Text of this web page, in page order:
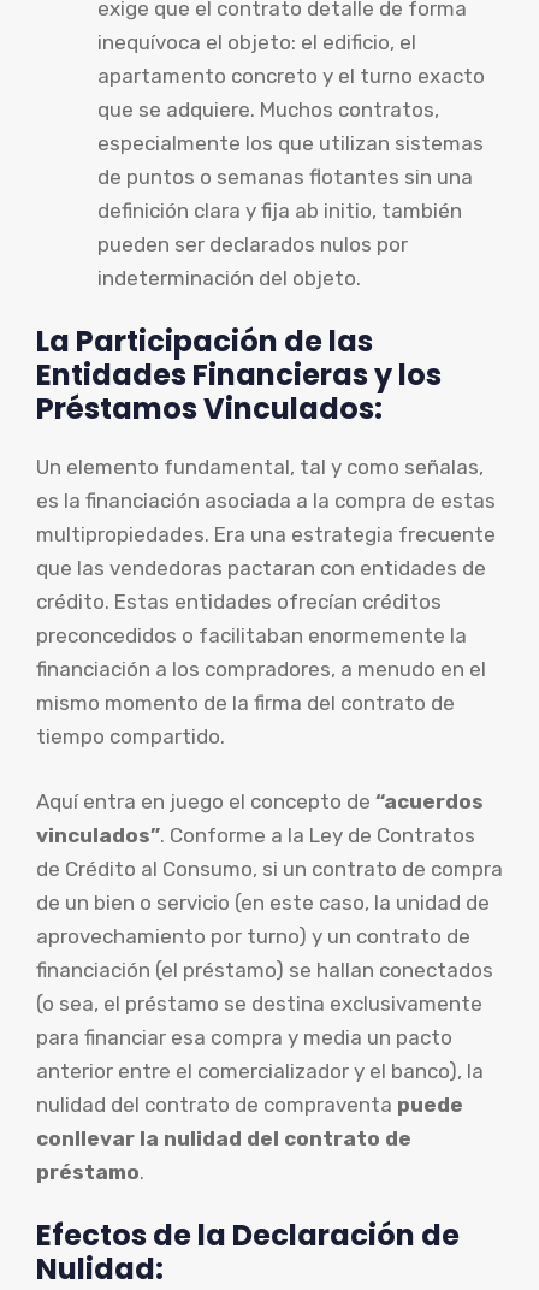
exige que el contrato detalle de forma
inequívoca el objeto: el edificio, el
apartamento concreto y el turno exacto
que se adquiere. Muchos contratos,
especialmente los que utilizan sistemas
de puntos o semanas flotantes sin una
definición clara y fija ab initio, también
pueden ser declarados nulos por
indeterminación del objeto.
La Participación de las
Entidades Financieras y los
Préstamos Vinculados:
Un elemento fundamental, tal y como señalas,
es la financiación asociada a la compra de estas
multipropiedades. Era una estrategia frecuente
que las vendedoras pactaran con entidades de
crédito. Estas entidades ofrecían créditos
preconcedidos o facilitaban enormemente la
financiación a los compradores, a menudo en el
mismo momento de la firma del contrato de
tiempo compartido.
Aquí entra en juego el concepto de “acuerdos
vinculados”. Conforme a la Ley de Contratos
de Crédito al Consumo, si un contrato de compra
de un bien o servicio (en este caso, la unidad de
aprovechamiento por turno) y un contrato de
financiación (el préstamo) se hallan conectados
(o sea, el préstamo se destina exclusivamente
para financiar esa compra y media un pacto
anterior entre el comercializador y el banco), la
nulidad del contrato de compraventa puede
conllevar la nulidad del contrato de
préstamo.
Efectos de la Declaración de
Nulidad: